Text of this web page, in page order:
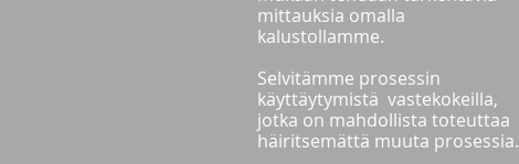
mittauksia omalla
kalustollamme.
Selvitämme prosessin
käyttäytymistä vastekokeilla,
jotka on mahdollista toteuttaa
häiritsemättä muuta prosessia.